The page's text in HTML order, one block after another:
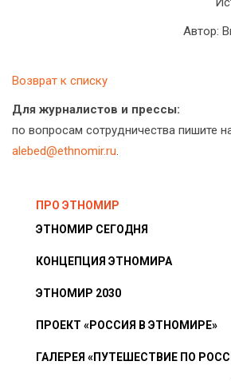
Автор:
Возврат к списку
Для журналистов и прессы:
по вопросам сотрудничества пишите
alebed@ethnomir.ru.
ПРО ЭТНОМИР
ЭТНОМИР СЕГОДНЯ
КОНЦЕПЦИЯ ЭТНОМИРА
ЭТНОМИР 2030
ПРОЕКТ «РОССИЯ В ЭТНОМИРЕ»
ГАЛЕРЕЯ «ПУТЕШЕСТВИЕ ПО